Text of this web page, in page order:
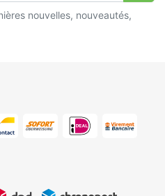
nouvelles, nouveautés,